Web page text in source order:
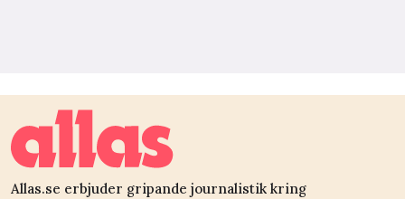
Allas.se erbjuder gripande journalistik kring